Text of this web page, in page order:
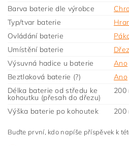
Barva baterie dle výrobce
Typ/tvar baterie
Ovládání baterie
Umístění baterie
Výsuvná hadice u baterie
Ano
Beztlaková baterie (?)
Ano
Délka baterie od středu ke
kohoutku (přesah do dřezu)
200
Výška baterie po kohoutek 200
Buďte první, kdo napíše příspěvek k